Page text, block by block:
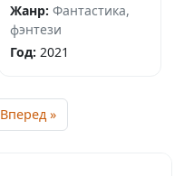
Жанр: Фантастика,
фэнтези
Год: 2021
Вперед »